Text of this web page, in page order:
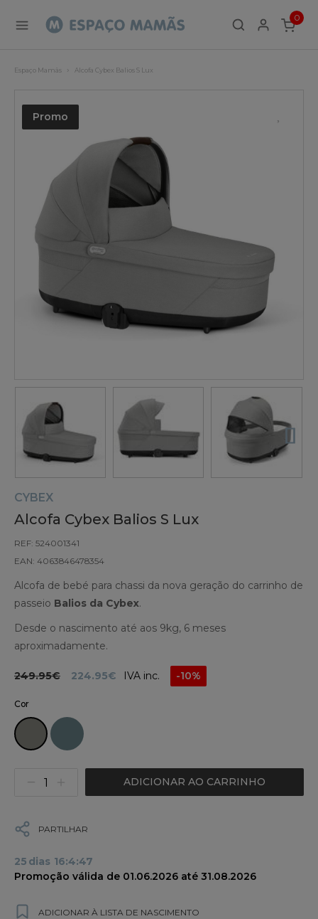
0
ITEMS
Espaço Mamãs Alcofa Cybex Balios S Lux
Promo
CYBEX
Alcofa Cybex Balios S Lux
REF: 524001341
EAN: 4063846478354
Alcofa de bebé para chassi da nova geração do carrinho de
passeio Balios da Cybex.
Desde o nascimento até aos 9kg, 6 meses
aproximadamente.
249.95€ 224.95€ IVA inc. -10%
Cor
ADICIONAR AO CARRINHO
PARTILHAR
25 dias 16:4:46
Promoção válida de 01.06.2026 até 31.08.2026
ADICIONAR À LISTA DE NASCIMENTO